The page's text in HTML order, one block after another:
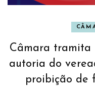
Câmara
autoria do
proibição de